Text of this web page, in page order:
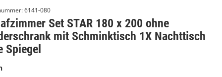
6141-080
Set STAR 180 x 200 ohne
mit Schminktisch 1X Nachttisch
Spiegel